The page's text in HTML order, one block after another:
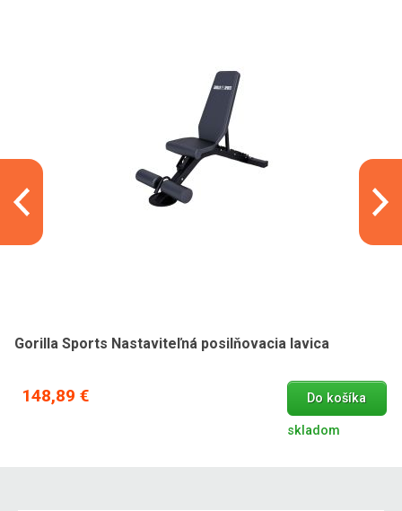
Gorilla Sports Nastaviteľná posilňovacia lavica
148,89 € Do košíka
skladom